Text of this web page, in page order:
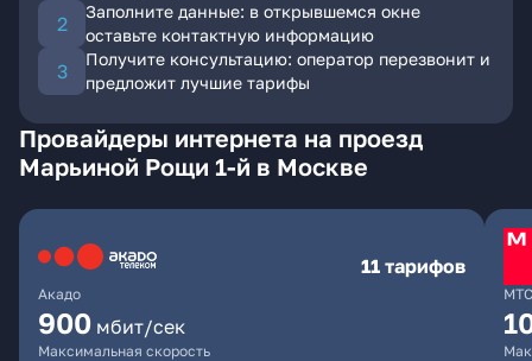
Заполните данные: в открывшемся окне
оставьте контактную информацию
Получите консультацию: оператор перезвонит и
предложит лучшие тарифы
Провайдеры интернета на проезд
Марьиной Рощи 1-й в Москве
Акадо
11 тарифов
900 мбит/сек
Максимальная скорость
МТС